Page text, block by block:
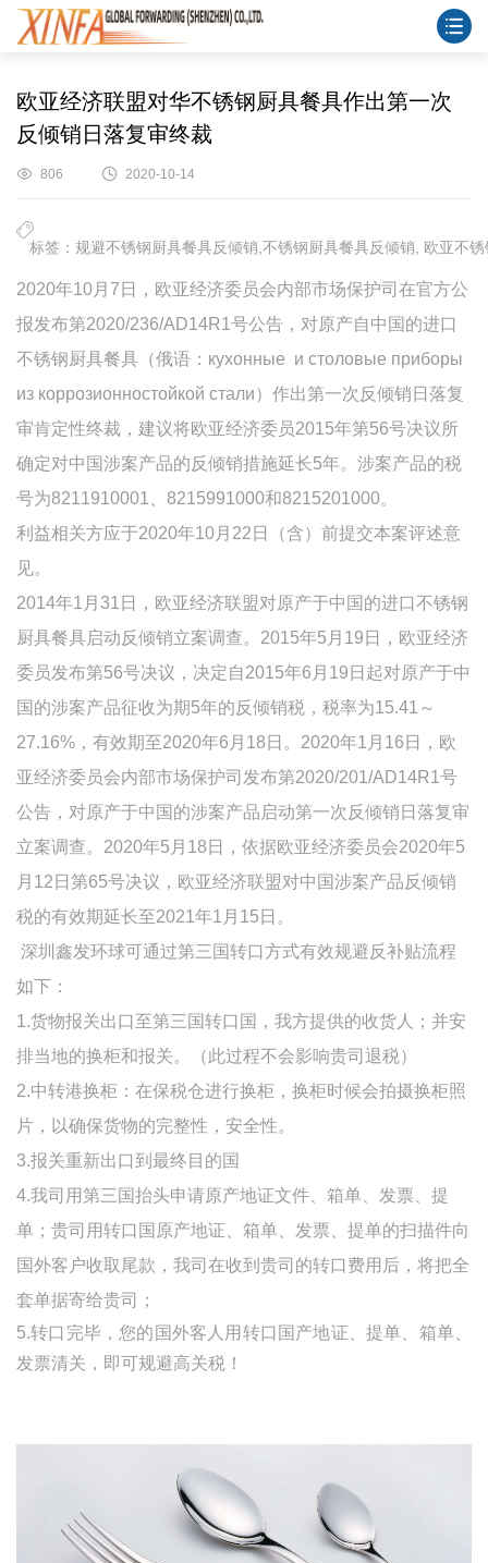
欧亚经济联盟对华不锈钢厨具餐具作出第一次
反倾销日落复审终裁
806 2020-10-14
标签：规避不锈钢厨具餐具反倾销,不锈钢厨具餐具反倾销, 欧亚不
2020年10月7日，欧亚经济委员会内部市场保护司在官方公
报发布第2020/236/AD14R1号公告，对原产自中国的进口
不锈钢厨具餐具（俄语：кухонные и столовые приборы
из коррозионностойкой стали）作出第一次反倾销日落复
审肯定性终裁，建议将欧亚经济委员2015年第56号决议所
确定对中国涉案产品的反倾销措施延长5年。涉案产品的税
号为8211910001、8215991000和8215201000。
利益相关方应于2020年10月22日（含）前提交本案评述意
见。
2014年1月31日，欧亚经济联盟对原产于中国的进口不锈钢
厨具餐具启动反倾销立案调查。2015年5月19日，欧亚经济
委员发布第56号决议，决定自2015年6月19日起对原产于中
国的涉案产品征收为期5年的反倾销税，税率为15.41～
27.16%，有效期至2020年6月18日。2020年1月16日，欧
亚经济委员会内部市场保护司发布第2020/201/AD14R1号
公告，对原产于中国的涉案产品启动第一次反倾销日落复审
立案调查。2020年5月18日，依据欧亚经济委员会2020年5
月12日第65号决议，欧亚经济联盟对中国涉案产品反倾销
税的有效期延长至2021年1月15日。
深圳鑫发环球可通过第三国转口方式有效规避反补贴流程
如下：
1.货物报关出口至第三国转口国，我方提供的收货人；并安
排当地的换柜和报关。（此过程不会影响贵司退税）
2.中转港换柜：在保税仓进行换柜，换柜时候会拍摄换柜照
片，以确保货物的完整性，安全性。
3.报关重新出口到最终目的国
4.我司用第三国抬头申请原产地证文件、箱单、发票、提
单；贵司用转口国原产地证、箱单、发票、提单的扫描件向
国外客户收取尾款，我司在收到贵司的转口费用后，将把全
套单据寄给贵司；
5.转口完毕，您的国外客人用转口国产地证、提单、箱单、
发票清关，即可规避高关税！